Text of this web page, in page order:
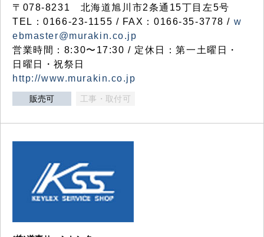
〒078-8231 北海道旭川市2条通15丁目左5号
TEL：0166-23-1155 / FAX：0166-35-3778 / w
ebmaster@murakin.co.jp
営業時間：8:30〜17:30 / 定休日：第一土曜日・
日曜日・祝祭日
http://www.murakin.co.jp
販売可 工事・取付可